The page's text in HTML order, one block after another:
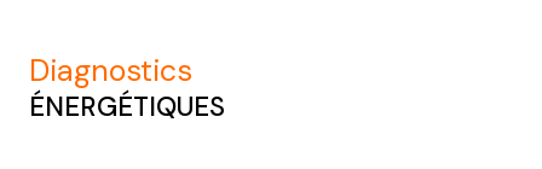
diagnostics
ÉNERGÉTIQUES